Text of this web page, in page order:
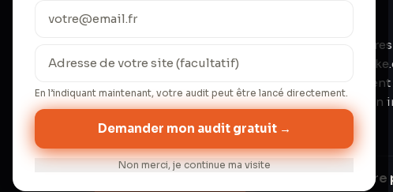
En l’indiquant maintenant, votre audit peut être lancé directement.
Demander mon audit gratuit →
Non merci, je continue ma visite
Une PME française passe en moyenne 23
administratives répétitives (INSEE 2024).
temps de 67 %. Nos 18 clients B2B
l'équivalent d'un quart-temps salarié, pour un
semaines.
Discuter de